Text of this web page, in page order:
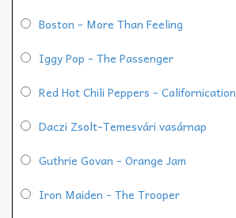
Boston - More Than Feeling
Iggy Pop - The Passenger
Red Hot Chili Peppers - Californication
Daczi Zsolt-Temesvári vasárnap
Guthrie Govan - Orange Jam
Iron Maiden - The Trooper